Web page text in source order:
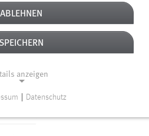
ABLEHNEN
SPEICHERN
anzeigen
Datenschutz